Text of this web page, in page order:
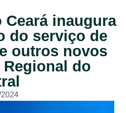
Ceará inaugura
do serviço de
outros novos
do